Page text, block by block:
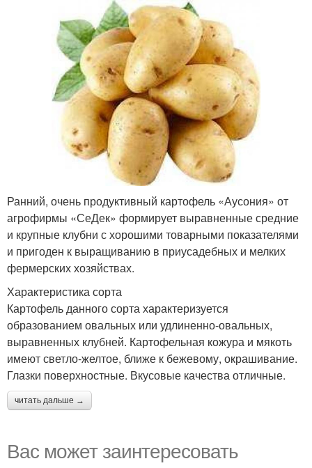
Ранний, очень продуктивный картофель «Аусония» от
агрофирмы «СеДек» формирует выравненные средние
и крупные клубни с хорошими товарными показателями
и пригоден к выращиванию в приусадебных и мелких
фермерских хозяйствах.
Характеристика сорта
Картофель данного сорта характеризуется
образованием овальных или удлиненно-овальных,
выравненных клубней. Картофельная кожура и мякоть
имеют светло-желтое, ближе к бежевому, окрашивание.
Глазки поверхностные. Вкусовые качества отличные.
читать дальше →
Вас может заинтересовать